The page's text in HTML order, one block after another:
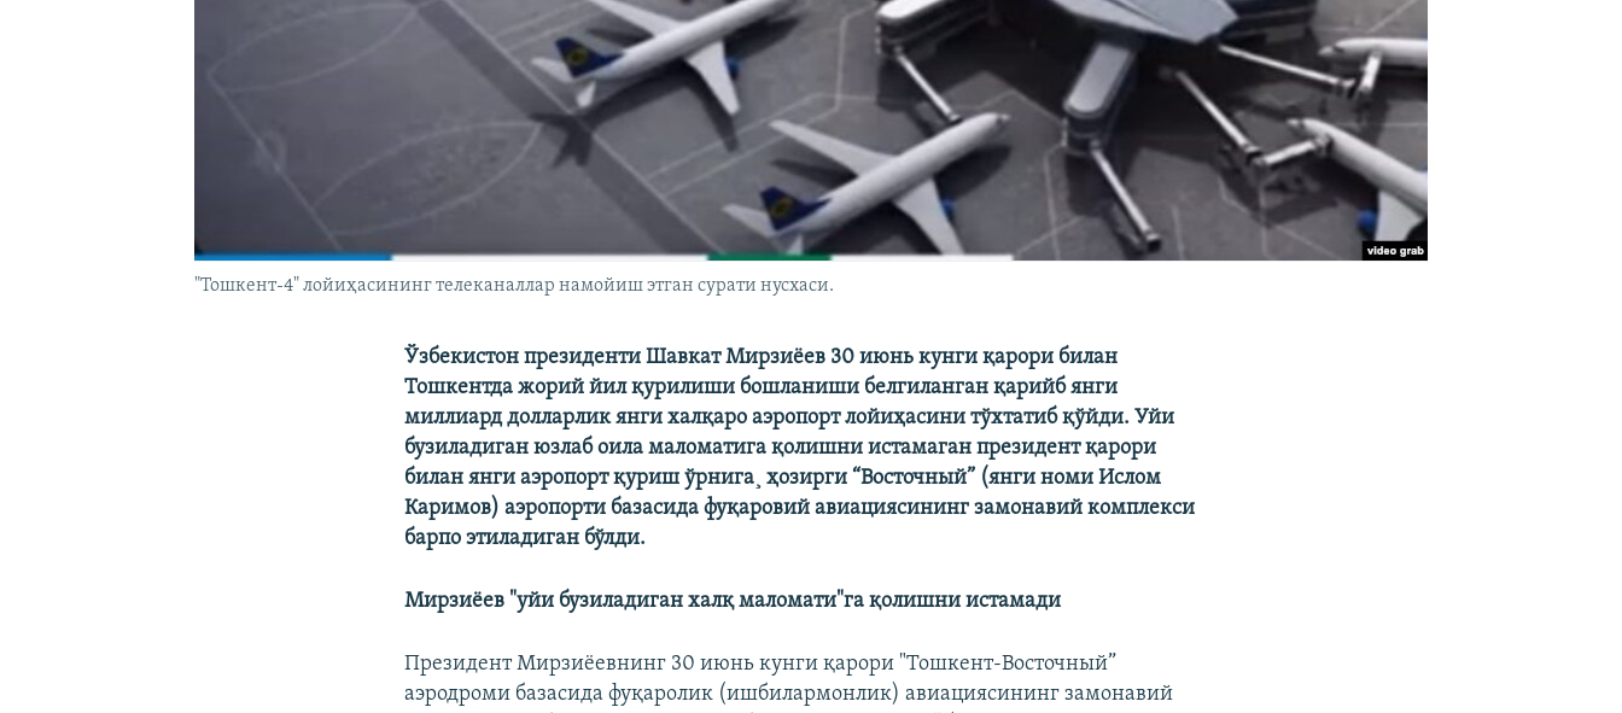
"Тошкент-4" лойиҳасининг телеканаллар намойиш этган сурати нусхаси.
Ўзбекистон президенти Шавкат Мирзиëев 30 июнь кунги қарори билан
Тошкентда жорий йил қурилиши бошланиши белгиланган қарийб янги
миллиард долларлик янги халқаро аэропорт лойиҳасини тўхтатиб қўйди. Уйи
бузиладиган юзлаб оила маломатига қолишни истамаган президент қарори
билан янги аэропорт қуриш ўрнига¸ ҳозирги “Восточный” (янги номи Ислом
Каримов) аэропорти базасида фуқаровий авиациясининг замонавий комплекси
барпо этиладиган бўлди.
Мирзиëев "уйи бузиладиган халқ маломати"га қолишни истамади
Президент Мирзиëевнинг 30 июнь кунги қарори "Тошкент-Восточный”
аэродроми базасида фуқаролик (ишбилармонлик) авиациясининг замонавий